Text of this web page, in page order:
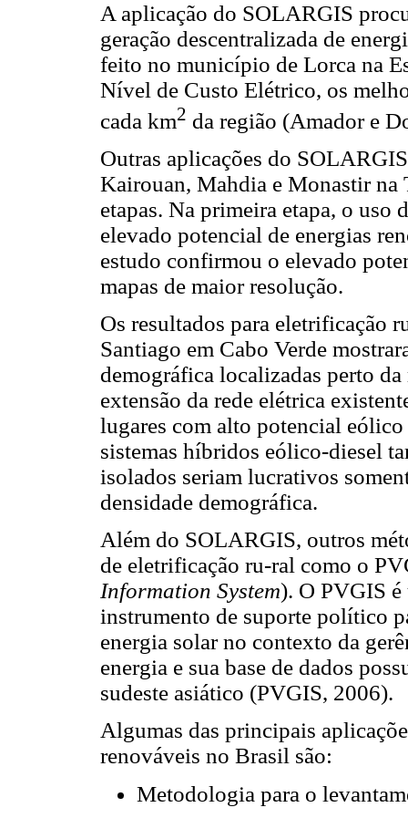
A aplicação do SOLARGIS
geração descentralizada de
feito no município de Lorca na
Nível de Custo Elétrico, os
cada km2 da região (Amador e
Outras aplicações do
Kairouan, Mahdia e Monastir na
etapas. Na primeira etapa, o uso
elevado potencial de energias
estudo confirmou o elevado
mapas de maior resolução.
Os resultados para eletrificação
Santiago em Cabo Verde
demográfica localizadas perto
extensão da rede elétrica
lugares com alto potencial
sistemas híbridos eólico-diesel
isolados seriam lucrativos
densidade demográfica.
Além do SOLARGIS, outros
de eletrificação ru-ral como o
Information System). O PVGIS é
instrumento de suporte político
energia solar no contexto da
energia e sua base de dados
sudeste asiático (PVGIS, 2006).
Algumas das principais
renováveis no Brasil são:
Metodologia para o